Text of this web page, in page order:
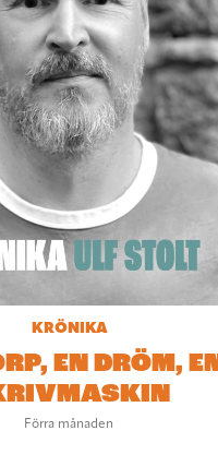
KRÖNIKA
EN DRÖM, EN
Förra månaden